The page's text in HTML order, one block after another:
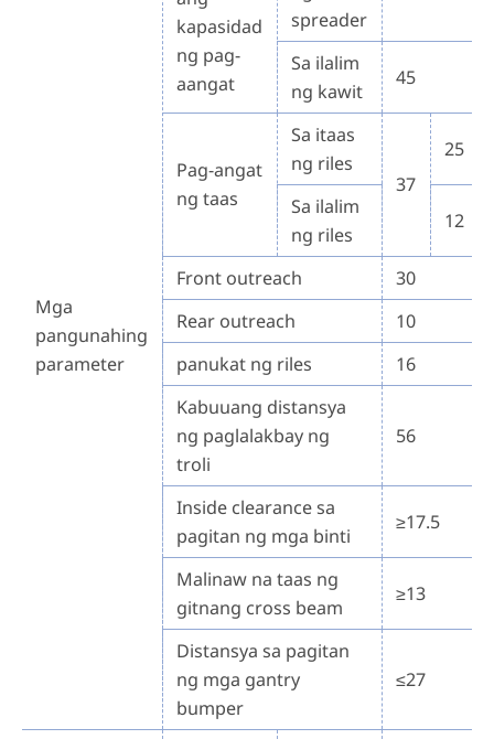
Mga
pangunahing
parameter
kapasidad
ng pag-
aangat
spreader
Sa ilalim
ng kawit
45
Pag-angat
ng taas
Sa itaas
ng riles
37
25
Sa ilalim
ng riles
12
Front outreach 30
Rear outreach
10
panukat ng riles
16
Kabuuang distansya
ng paglalakbay ng
troli
56
Inside clearance sa
pagitan ng mga binti
≥17.5
Malinaw na taas ng
gitnang cross beam
≥13
Distansya sa pagitan
ng mga gantry
bumper
≤27